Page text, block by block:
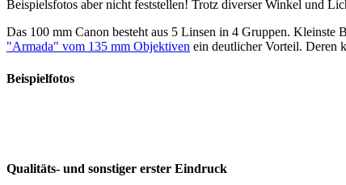
Beispielsfotos aber nicht feststellen! Trotz diverser Winkel und
Das 100 mm Canon besteht aus 5 Linsen in 4 Gruppen.
"Armada" vom 135 mm Objektiven ein deutlicher Vorteil. Deren
Beispielfotos
Qualitäts- und sonstiger erster Eindruck